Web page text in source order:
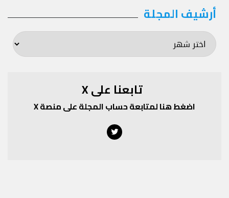
أرشيف المجلة أرشيف
المجلة
تابعنا على X
اضغط هنا لمتابعة حساب المجلة على منصة X
Twitter